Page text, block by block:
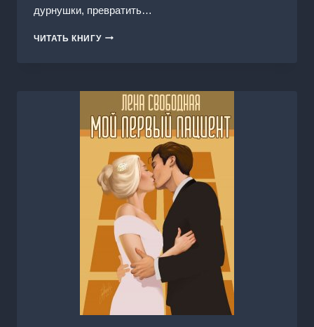
дурнушки, превратить…
ЧИТАТЬ КНИГУЧЕТЫРЕ